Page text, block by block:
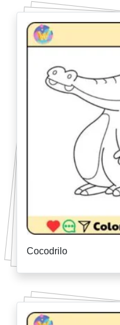
Cocodrilo